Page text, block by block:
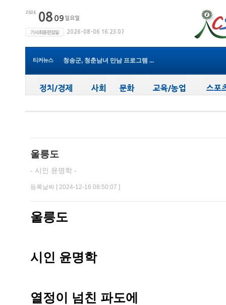
티커뉴스
윤경희 청송군수, 휴가 반납하고 ...
청송군, 청춘남녀 만남 프로그램 ...
청송군, 대한배드민턴협회 2026년 ...
청송군, 공모사업 연이은 성과…...
울릉도
- 시인 윤명학 -
등록날짜 [ 2024-12-16 08:50:07 ]
울릉도
시인 윤명학
열정이 넘친 파도에